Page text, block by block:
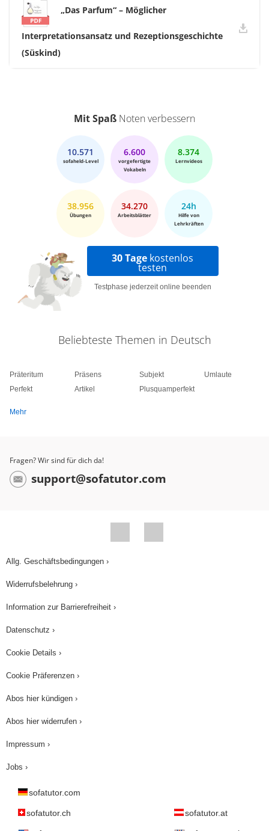
„Das Parfum“ – Möglicher
Interpretationsansatz und Rezeptionsgeschichte
(Süskind)
Mit Spaß Noten verbessern
10.571
sofaheld-Level
6.600
vorgefertigte
Vokabeln
8.374
Lernvideos
38.956
Übungen
34.270
Arbeitsblätter
24h
Hilfe von
Lehrkräften
30 Tage kostenlos
testen
Testphase jederzeit online beenden
Beliebteste Themen in Deutsch
Präteritum
Perfekt
Präsens
Artikel
Subjekt
Plusquamperfekt
Umlaute
Mehr
Fragen? Wir sind für dich da!
support@sofatutor.com
Allg. Geschäftsbedingungen ›
Widerrufsbelehrung ›
Information zur Barrierefreiheit ›
Datenschutz ›
Cookie Details ›
Cookie Präferenzen ›
Abos hier kündigen ›
Abos hier widerrufen ›
Impressum ›
Jobs ›
sofatutor.com
sofatutor.ch sofatutor.at